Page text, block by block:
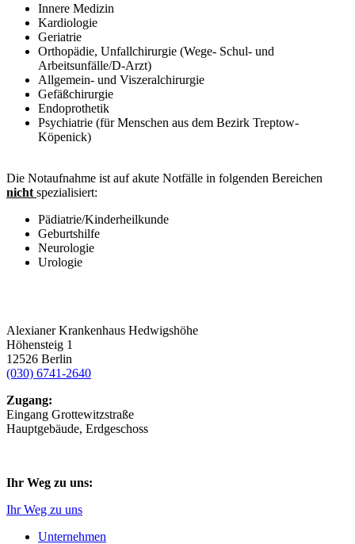
Innere Medizin
Kardiologie
Geriatrie
Orthopädie, Unfallchirurgie (Wege- Schul- und
Arbeitsunfälle/D-Arzt)
Allgemein- und Viszeralchirurgie
Gefäßchirurgie
Endoprothetik
Psychiatrie (für Menschen aus dem Bezirk Treptow-
Köpenick)
Die Notaufnahme ist auf akute Notfälle in folgenden Bereichen
nicht spezialisiert:
Pädiatrie/Kinderheilkunde
Geburtshilfe
Neurologie
Urologie
Alexianer Krankenhaus Hedwigshöhe
Höhensteig 1
12526 Berlin
(030) 6741-2640
Zugang:
Eingang Grottewitzstraße
Hauptgebäude, Erdgeschoss
Ihr Weg zu uns:
Ihr Weg zu uns
Unternehmen